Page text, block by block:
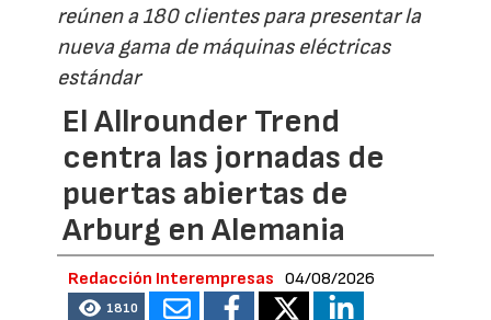
reúnen a 180 clientes para presentar la
nueva gama de máquinas eléctricas
estándar
El Allrounder Trend
centra las jornadas de
puertas abiertas de
Arburg en Alemania
Redacción Interempresas 04/08/2026
1810